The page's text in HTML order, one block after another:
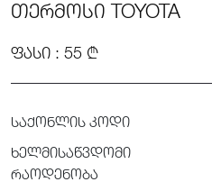
ᲗᲔᲠᲛᲝᲡᲘ TOYOTA
ᲤᲐᲡᲘ : 55 ₾
საქონლის კოდი
ხელმისაწვდომი
რაოდენობა